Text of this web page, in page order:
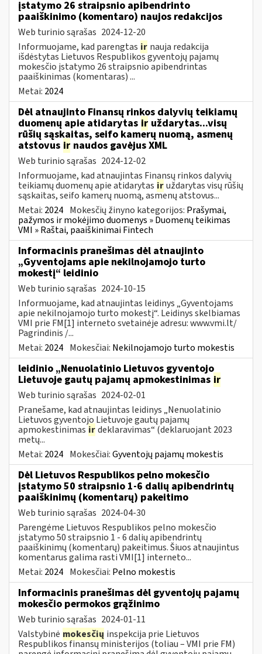
įstatymo 26 straipsnio apibendrinto
paaiškinimo (komentaro) naujos redakcijos
Web turinio sąrašas 2024-12-20
Informuojame, kad parengtas ir nauja redakcija
išdėstytas Lietuvos Respublikos gyventojų pajamų
mokesčio įstatymo 26 straipsnio apibendrintas
paaiškinimas (komentaras) ...
Metai: 2024
Dėl atnaujinto Finansų rinkos dalyvių teikiamų
duomenų apie atidarytas ir uždarytas...visų
rūšių sąskaitas, seifo kamerų nuomą, asmenų
atstovus ir naudos gavėjus XML
Web turinio sąrašas 2024-12-02
Informuojame, kad atnaujintas Finansų rinkos dalyvių
teikiamų duomenų apie atidarytas iruždarytas visų rūšių
sąskaitas, seifo kamerų nuomą, asmenų atstovus...
Metai: 2024 Mokesčių žinyno kategorijos: Prašymai,
pažymos ir mokėjimo duomenys » Duomenų teikimas
VMI » Raštai, paaiškinimai Fintech
Informacinis pranešimas dėl atnaujinto
„Gyventojams apie nekilnojamojo turto
mokestį“ leidinio
Web turinio sąrašas 2024-10-15
Informuojame, kad atnaujintas leidinys „Gyventojams
apie nekilnojamojo turto mokestį“. Leidinys skelbiamas
VMI prie FM[1] interneto svetainėje adresu: www.vmi.lt/
Pagrindinis /...
Metai: 2024 Mokesčiai: Nekilnojamojo turto mokestis
leidinio „Nenuolatinio Lietuvos gyventojo
Lietuvoje gautų pajamų apmokestinimas ir
Web turinio sąrašas 2024-02-01
Pranešame, kad atnaujintas leidinys „Nenuolatinio
Lietuvos gyventojo Lietuvoje gautų pajamų
apmokestinimas irdeklaravimas“ (deklaruojant 2023
metų...
Metai: 2024 Mokesčiai:Gyventojų pajamų mokestis
Dėl Lietuvos Respublikos pelno mokesčio
įstatymo 50 straipsnio 1-6 dalių apibendrintų
paaiškinimų (komentarų) pakeitimo
Web turinio sąrašas 2024-04-30
Parengėme Lietuvos Respublikos pelno mokesčio
įstatymo 50 straipsnio 1 - 6 dalių apibendrintų
paaiškinimų (komentarų) pakeitimus. Šiuos atnaujintus
komentarus galima rasti VMI[1] interneto...
Metai: 2024 Mokesčiai: Pelno mokestis
Informacinis pranešimas dėl gyventojų pajamų
mokesčio permokos grąžinimo
Web turinio sąrašas 2024-01-11
Valstybinė mokesčių inspekcija prie Lietuvos
Respublikos finansų ministerijos (toliau – VMI prie FM)